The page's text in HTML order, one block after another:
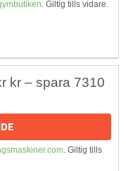
. Giltig tills vidare.
kr – spara 7310
. Giltig tills